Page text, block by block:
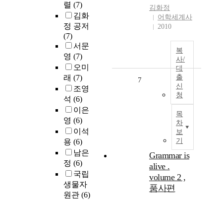
렬 (7)
김화
정 공저
(7)
서문
영 (7)
오미
래 (7)
조영
석 (6)
이은
영 (6)
이석
용 (6)
남은
정 (6)
국립
생물자
원관 (6)
김화정
어학세계사
2010
복
사/
대
출
신
청
목
차
보
기
7
Grammar is
alive .
volume 2 ,
품사편